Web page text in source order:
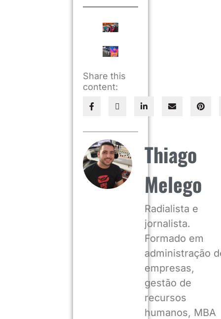
Share this
content:
Thiago
Melego
Radialista e
jornalista.
Formado em
administração
empresas,
gestão de
recursos
humanos, MBA